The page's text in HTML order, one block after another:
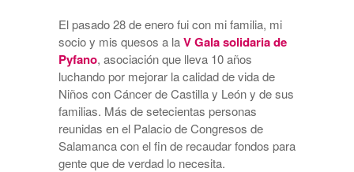
El pasado 28 de enero fui con mi familia, mi
socio y mis quesos a laV Gala solidaria de
Pyfano, asociación que lleva 10 años
luchando por mejorar la calidad de vida de
Niños con Cáncer de Castilla y León y de sus
familias. Más de setecientas personas
reunidas en el Palacio de Congresos de
Salamanca con el fin de recaudar fondos para
gente que de verdad lo necesita.